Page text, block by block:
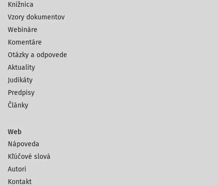
Knižnica
Vzory dokumentov
Webináre
Komentáre
Otázky a odpovede
Aktuality
Judikáty
Predpisy
Články
Web
Nápoveda
Kľúčové slová
Autori
Kontakt